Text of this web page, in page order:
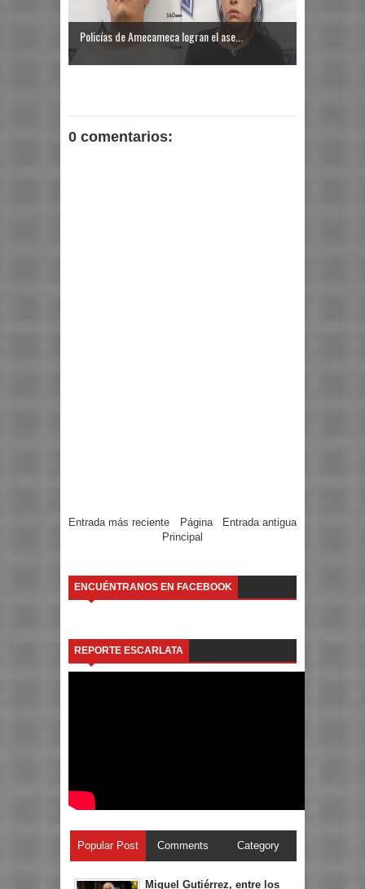
Policías de Amecameca logran el ase...
0 comentarios:
Entrada más reciente Entrada antigua
Página
Principal
ENCUÉNTRANOS EN FACEBOOK
REPORTE ESCARLATA
Popular Post Comments Category
Miguel Gutiérrez, entre los